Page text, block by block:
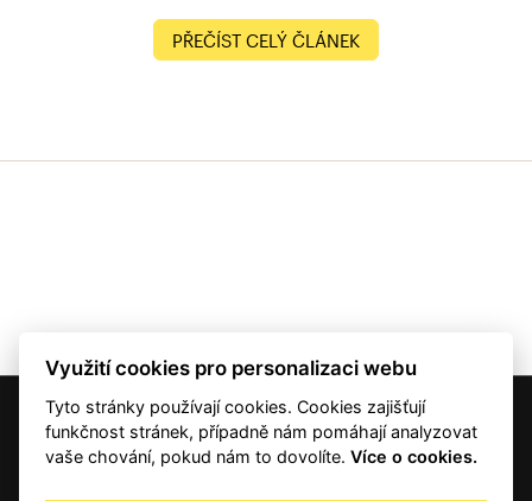
PŘEČÍST CELÝ ČLÁNEK
© 2001 — 2026 Copyright CMI News a dodavatelé obsahu. |
Využití cookies pro personalizaci webu
Tyto stránky používají cookies. Cookies zajišťují
funkčnost stránek, případně nám pomáhají analyzovat
vaše chování, pokud nám to dovolíte.Více o cookies.